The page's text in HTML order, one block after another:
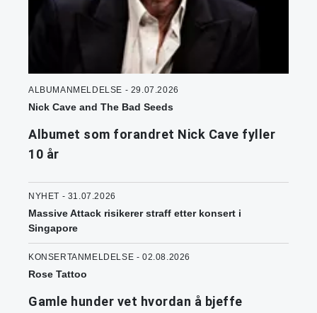
ALBUMANMELDELSE - 29.07.2026
Nick Cave and The Bad Seeds
Albumet som forandret Nick Cave fyller
10 år
NYHET - 31.07.2026
Massive Attack risikerer straff etter konsert i
Singapore
KONSERTANMELDELSE - 02.08.2026
Rose Tattoo
Gamle hunder vet hvordan å bjeffe